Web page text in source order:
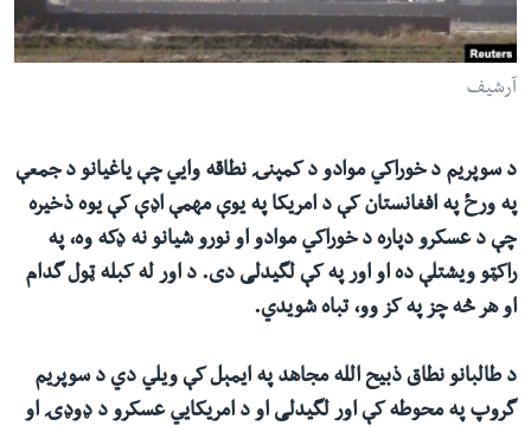
شئ
لټون
ځای
لاړ
شئ
له مونږ سره په تماس کې پاتې شئ
ژبې
آرشیف
د سوپریم د خوراکي موادو د کمپنۍ نطاقه وایي چې یاغیانو د جمعې
په ورځ په افغانستان کې د امریکا په یوې مهمې اډې کې یوه ذخیره
چې د عسکرو دپاره د خوراکي موادو او نورو شیانو نه ډکه وه، په
راکټو ویشتلې ده او اور په کې لگیدلی دی. د اور له کبله ټول گدام
او هر څه چز په کز وو، تباه شویدي.
د طالبانو نطاق ذبیح الله مجاهد په ایمېل کې ویلي دي د سوپریم
گروپ په محوطه کې اور لگیدلی او د امریکایي عسکرو د ډوډۍ او